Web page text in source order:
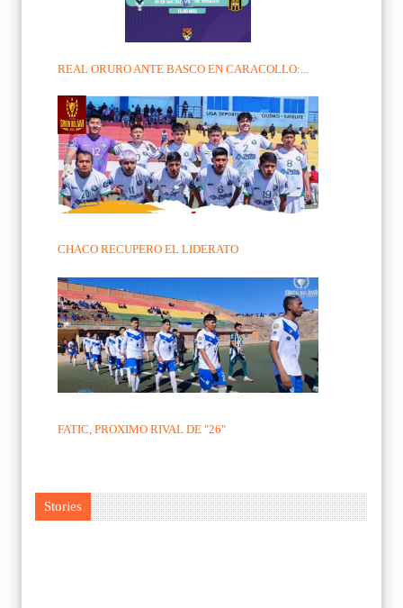
REAL ORURO ANTE BASCO EN CARACOLLO:...
CHACO RECUPERO EL LIDERATO
FATIC, PROXIMO RIVAL DE "26"
Stories